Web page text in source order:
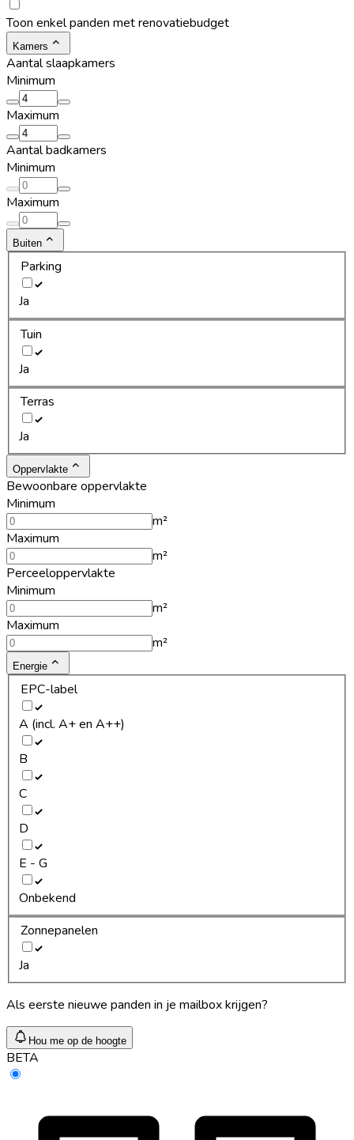
Toon enkel panden met renovatiebudget
Kamers
Aantal slaapkamers
Minimum
Maximum
Aantal badkamers
Minimum
Maximum
Buiten
Parking
Ja
Tuin
Ja
Terras
Ja
Oppervlakte
Bewoonbare oppervlakte
Minimum
m²
Maximum
m²
Perceeloppervlakte
Minimum
m²
Maximum
m²
Energie
EPC-label
A (incl. A+ en A++)
B
C
D
E - G
Onbekend
Zonnepanelen
Ja
Als eerste nieuwe panden in je mailbox krijgen?
Hou me op de hoogte
BETA